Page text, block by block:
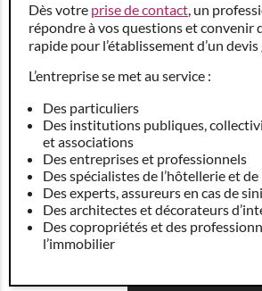
Dès votre prise de contact, un
répondre à vos questions et convenir
rapide pour l’établissement d’un
L’entreprise se met au service :
Des particuliers
Des institutions publiques,
et associations
Des entreprises et professionnels
Des spécialistes de l’hôtellerie et
Des experts, assureurs en cas de
Des architectes et décorateurs
Des copropriétés et des
l’immobilier